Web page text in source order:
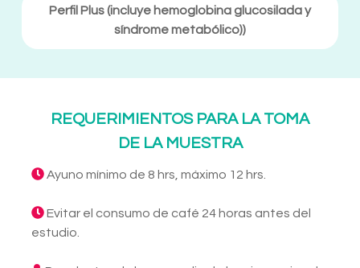
Perfil Plus (incluye hemoglobina glucosilada y
síndrome metabólico))
REQUERIMIENTOS PARA LA TOMA
DE LA MUESTRA
Ayuno mínimo de 8 hrs, máximo 12 hrs.
Evitar el consumo de café 24 horas antes del
estudio.